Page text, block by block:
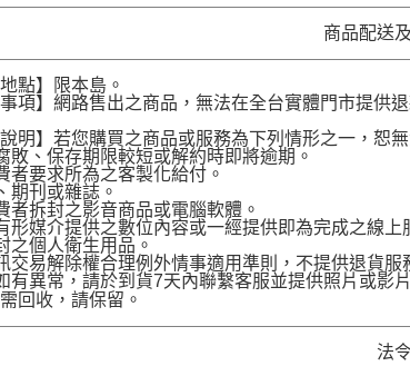
商品配送
地點】限本島。
事項】網路售出之商品，無法在全台實體門市提供
說明】若您購買之商品或服務為下列情形之一，恕
敗、保存期限較短或解約時即將逾期。
者要求所為之客製化給付。
期刊或雜誌。
者拆封之影音商品或電腦軟體。
形媒介提供之數位內容或一經提供即為完成之線上
之個人衛生用品。
交易解除權合理例外情事適用準則，不提供退貨服
有異常，請於到貨7天內聯繫客服並提供照片或影
回收，請保留。
法